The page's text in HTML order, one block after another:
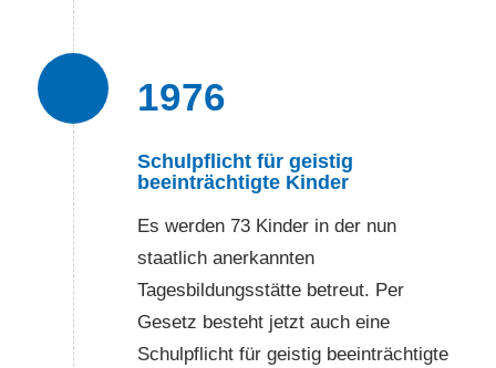
1976
Schulpflicht für geistig
beeinträchtigte Kinder
Es werden 73 Kinder in der nun
staatlich anerkannten
Tagesbildungsstätte betreut. Per
Gesetz besteht jetzt auch eine
Schulpflicht für geistig beeinträchtigte